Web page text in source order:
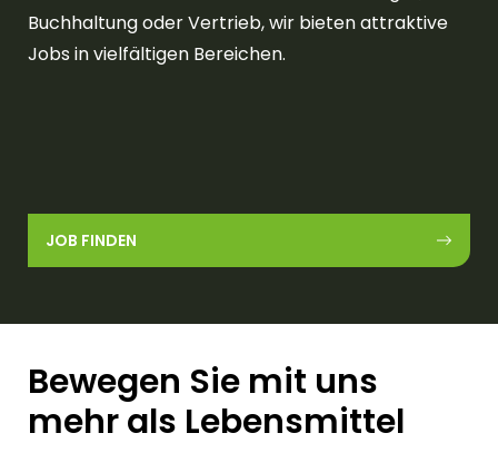
Buchhaltung oder Vertrieb, wir bieten attraktive
Jobs in vielfältigen Bereichen.
JOB FINDEN
Bewegen Sie mit uns
mehr als Lebensmittel